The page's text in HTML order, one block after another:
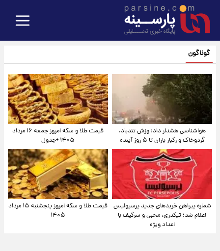
گوناگون
هواشناسی هشدار داد: وزش تندباد،
گردوخاک و رگبار باران تا ۵ روز آینده
قیمت طلا و سکه امروز جمعه ۱۶ مرداد
۱۴۰۵ +جدول
شماره پیراهن خریدهای جدید پرسپولیس
اعلام شد؛ تیکدری، محبی و سرگیف با
اعداد ویژه
قیمت طلا و سکه امروز پنجشنبه ۱۵ مرداد
۱۴۰۵